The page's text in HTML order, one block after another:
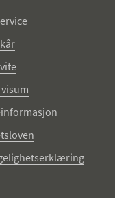
visum